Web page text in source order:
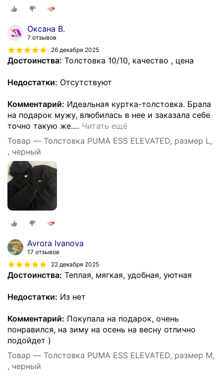
Оксана В.
7 отзывов
26 декабря 2025
Достоинства: Толстовка 10/10, качество , цена
Недостатки: Отсутствуют
Комментарий: Идеальная куртка-толстовка. Брала
на подарок мужу, влюбилась в нее и заказала себе
точно такую же.… Читать ещё
Товар — Толстовка PUMA ESS ELEVATED, размер L,
, черный
Avrora Ivanova
17 отзывов
22 декабря 2025
Достоинства: Теплая, мягкая, удобная, уютная
Недостатки: Из нет
Комментарий: Покупала на подарок, очень
понравился, на зиму на осень на весну отлично
подойдет )
Товар — Толстовка PUMA ESS ELEVATED, размер M,
, черный